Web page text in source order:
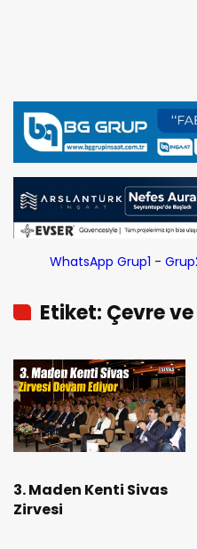
WhatsApp Grup1 -
Etiket: Çevre
Daire Başkanı
3. Maden Kenti Sivas
Zirvesi